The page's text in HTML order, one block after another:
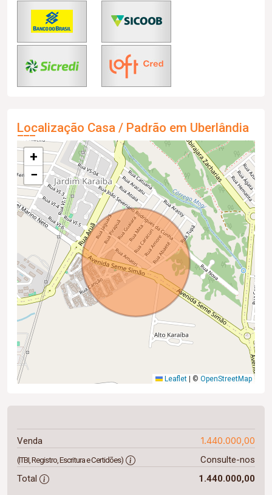
Localização Casa / Padrão em Uberlândia
+
−
Leaflet | © OpenStreetMap
Venda 1.440.000,00
(ITBI, Registro, Escritura e Certidões)
Consulte-nos
Total
1.440.000,00